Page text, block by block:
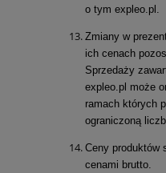
o tym expleo.pl.
Zmiany w
ich cenach
Sprzedaży
expleo.pl może
ramach których
ograniczoną
Ceny produktów
cenami brutto.